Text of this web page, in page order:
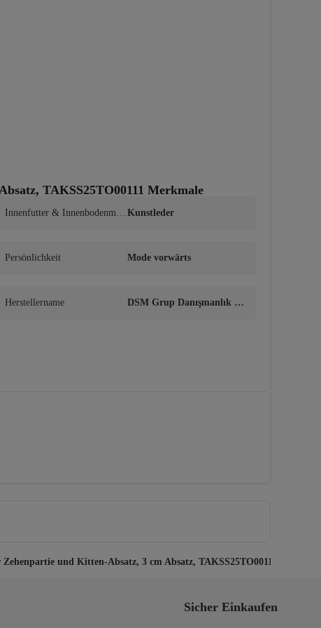
TAKSS25TO00111 Merkmale
Innenfutter & Innenbodenmate Kunstleder
Persönlichkeit Mode vorwärts
Herstellername
DSM Grup Danışmanlık İle
Kann nicht chemisch gereinigt werden
und Kitten-Absatz, 3 cm Absatz, TAKSS25TO00111
Sicher Einkaufen